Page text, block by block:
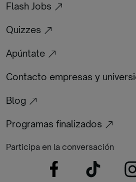
Flash Jobs
Quizzes
Apúntate
Contacto empresas y
Blog
Programas finalizados
Participa en la conversación